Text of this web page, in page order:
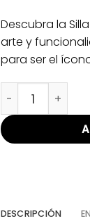
Descubra la
arte y
para ser el
DESCRIPCIÓN